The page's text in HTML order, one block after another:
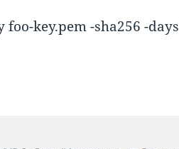
foo-key.pem -sha256 -